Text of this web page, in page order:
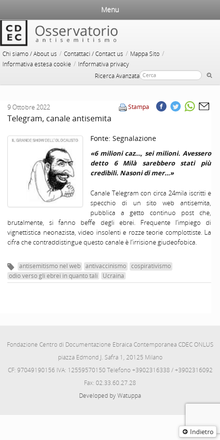
Chi siamo / About us / Contattaci / Contact us / Mappa Sito /
Informativa estesa cookie / Informativa privacy
Ricerca Avanzata
Menu
Indietro
Stampa
9 Ottobre 2022
Telegram, canale antisemita
Fonte: Segnalazione
«6 milioni caz…, sei milioni. Avessero
detto 6 Milà sarebbero stati più
credibili. Nasoni di mer…»
Canale Telegram con circa 24mila iscritti e
specchio di un sito web antisemita,
pubblica a getto continuo post che,
brutalmente, si fanno beffe degli ebrei. Frequente l’impiego di
vignettistica neonazista, video insolenti e rozze teorie complottiste. La
cifra che contraddistingue questo canale è l’irrisione giudeofobica.
antisemitismo nel web antivaccinismo
cospirativismo
odio verso gli ebrei in quanto tali
Ucraina
Fondazione Centro di Documentazione Ebraica Contemporanea CDEC ONLUS
piazza Edmond J. Safra 1, 20125 Milano
CF: 97049190156 IVA: 12559570150 Telefono +3902316338 / +3902316092
Fax: 02.33.60.27.28
Developed by Watuppa